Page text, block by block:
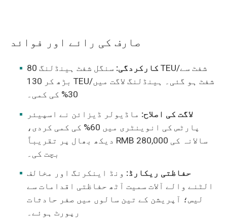
صارف کی رائے اور فوائد
کارکردگی:
سنگل شفٹ ہینڈلنگ 80 TEU/شفٹ سے
بڑھ کر 130 TEU/شفٹ ہو گئی۔ ہینڈلنگ لاگت میں
30% کی کمی۔
لاگت کی اصلاح: ماڈیولر ڈیزائن نے اسپیئر
پارٹس کی انوینٹری میں 60% کی کمی کردی،
دیکھ بھال پر تقریباً RMB 280,000 سالانہ کی
بچت کی۔
حفاظتی ریکارڈ: ونڈ اینکرنگ اور مخالف
الٹنے والے آلات سمیت آٹھ حفاظتی اقدامات سے
لیس؛ آپریشن کے تین سالوں میں صفر حادثات
رپورٹ ہوئے۔